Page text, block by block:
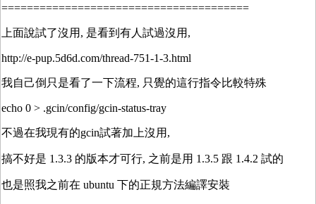
=======================================
上面說試了沒用, 是看到有人試過沒用,
http://e-pup.5d6d.com/thread-751-1-3.html
我自己倒只是看了一下流程, 只覺的這行指令比較特殊
echo 0 > .gcin/config/gcin-status-tray
不過在我現有的gcin試著加上沒用,
搞不好是 1.3.3 的版本才可行, 之前是用 1.3.5 跟 1.4.2 試的
也是照我之前在 ubuntu 下的正規方法編譯安裝